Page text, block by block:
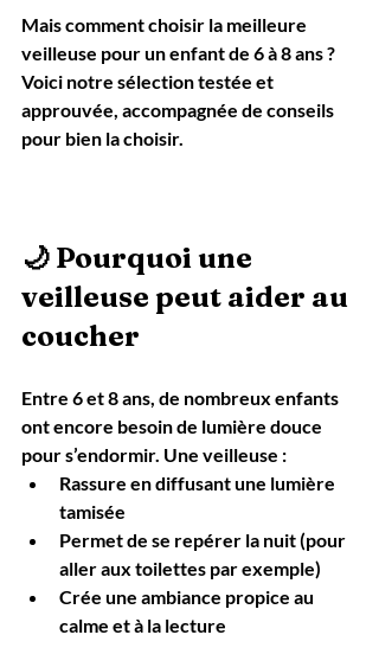
Mais comment choisir la meilleure
veilleuse pour un enfant de 6 à 8 ans ?
Voici notre sélection testée et
approuvée, accompagnée de conseils
pour bien la choisir.
🌙 Pourquoi une
veilleuse peut aider au
coucher
Entre 6 et 8 ans, de nombreux enfants
ont encore besoin de lumière douce
pour s’endormir. Une veilleuse :
Rassure en diffusant une lumière
tamisée
Permet de se repérer la nuit (pour
aller aux toilettes par exemple)
Crée une ambiance propice au
calme et à la lecture